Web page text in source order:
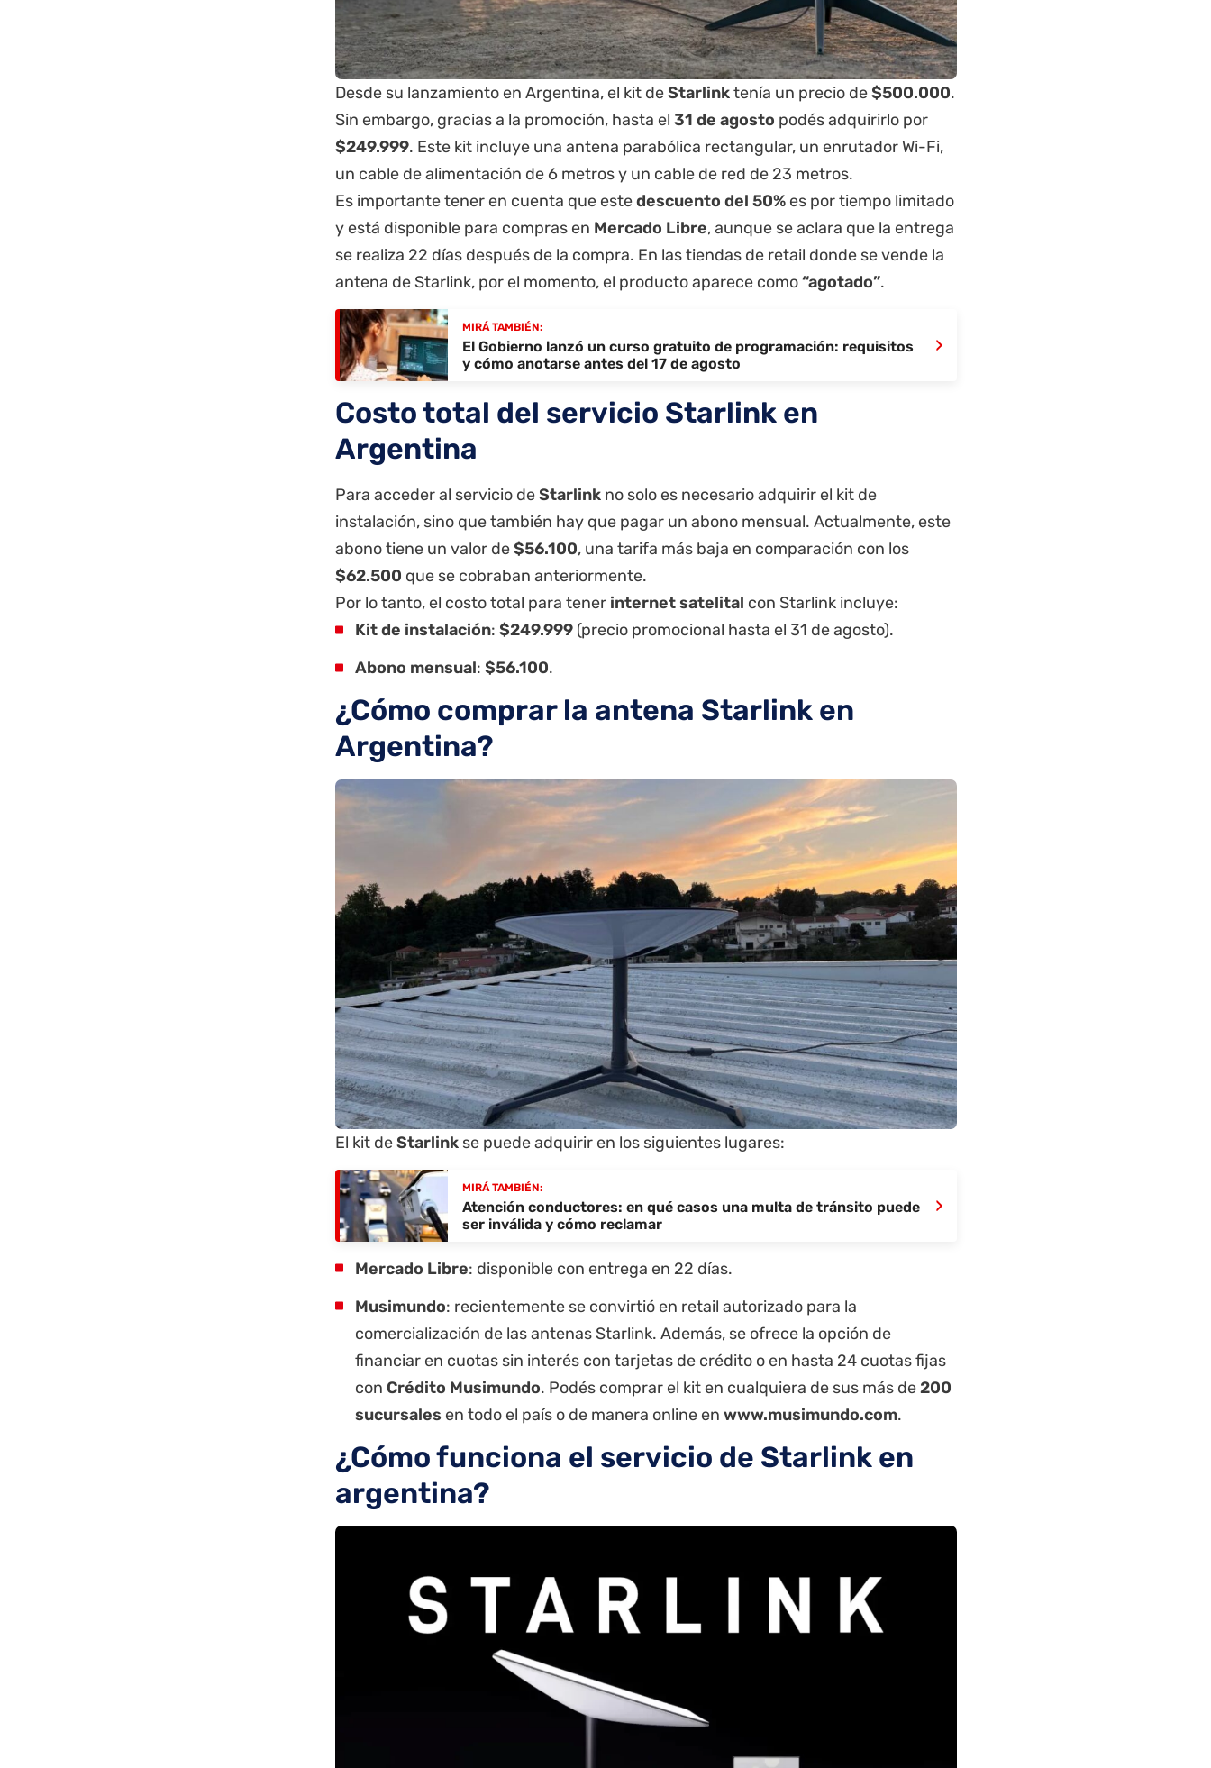
Desde su lanzamiento en Argentina, el kit deStarlinktenía un precio de$500.000.
Sin embargo, gracias a la promoción, hasta el 31 de agosto podés adquirirlo por
$249.999. Este kit incluye una antena parabólica rectangular, un enrutador Wi-Fi,
un cable de alimentación de 6 metros y un cable de red de 23 metros.
Es importante tener en cuenta que estedescuento del 50% es por tiempo limitado
y está disponible para compras en Mercado Libre, aunque se aclara que la entrega
se realiza 22 días después de la compra. En las tiendas de retail donde se vende la
antena de Starlink, por el momento, el producto aparece como“agotado”.
MIRÁ TAMBIÉN:
El Gobierno lanzó un curso gratuito de programación: requisitos
y cómo anotarse antes del 17 de agosto
›
Costo total del servicio Starlink en
Argentina
Para acceder al servicio deStarlink no solo es necesario adquirir el kit de
instalación, sino que también hay que pagar un abono mensual. Actualmente, este
abono tiene un valor de$56.100, una tarifa más baja en comparación con los
$62.500 que se cobraban anteriormente.
Por lo tanto, el costo total para tener internet satelital con Starlink incluye:
Kit de instalación: $249.999 (precio promocional hasta el 31 de agosto).
Abono mensual: $56.100.
¿Cómo comprar la antena Starlink en
Argentina?
El kit deStarlink se puede adquirir en los siguientes lugares:
MIRÁ TAMBIÉN:
Atención conductores: en qué casos una multa de tránsito puede
ser inválida y cómo reclamar
›
Mercado Libre: disponible con entrega en 22 días.
Musimundo: recientemente se convirtió en retail autorizado para la
comercialización de las antenas Starlink. Además, se ofrece la opción de
financiar en cuotas sin interés con tarjetas de crédito o en hasta 24 cuotas fijas
con Crédito Musimundo. Podés comprar el kit en cualquiera de sus más de200
sucursales en todo el país o de manera online en www.musimundo.com.
¿Cómo funciona el servicio de Starlink en
argentina?